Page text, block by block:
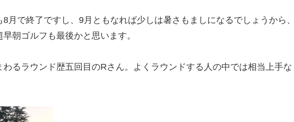
月で終了ですし、9月ともなれば少しは暑さもましになるでしょうから、
朝ゴルフも最後かと思います。
るラウンド歴五回目のRさん。よくラウンドする人の中では相当上手な